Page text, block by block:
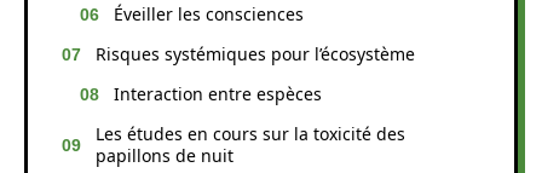
Éveiller les consciences
Risques systémiques pour l’écosystème
Interaction entre espèces
Les études en cours sur la toxicité des
papillons de nuit